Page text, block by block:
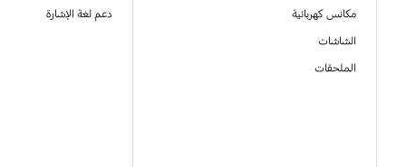
مكانس كهربائية
الشاشات
الملحقات
دعم لغة الإشارة